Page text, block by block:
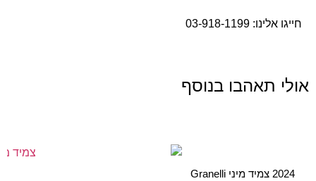
חייגו אלינו: 03-918-1199
אולי תאהבו בנוסף
2024 צמיד מיני Granelli